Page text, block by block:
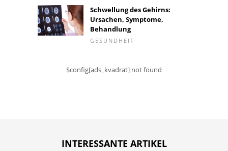
Schwellung des Gehirns:
Ursachen, Symptome,
Behandlung
GESUNDHEIT
$config[ads_kvadrat] not found
INTERESSANTE ARTIKEL